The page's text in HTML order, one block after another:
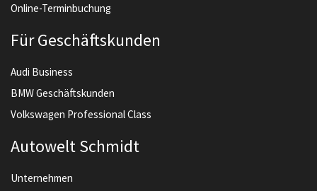
Online-Terminbuchung
Für Geschäftskunden
Audi Business
BMW Geschäftskunden
Volkswagen Professional Class
Autowelt Schmidt
Unternehmen